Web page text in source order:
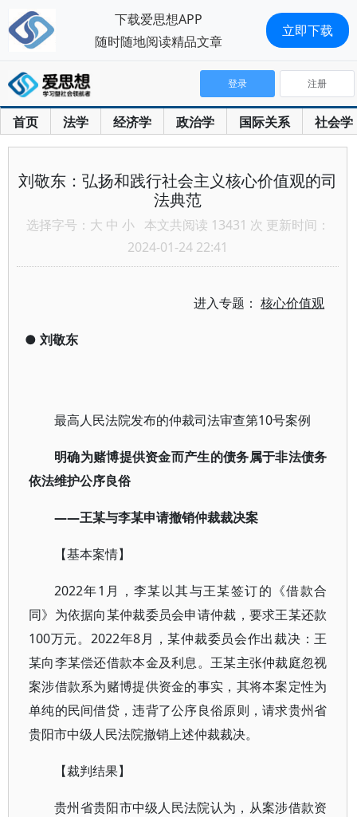
首页 法学 经济学 政治学 国际关系 社会学
登录 注册
刘敬东：弘扬和践行社会主义核心价值观的司
法典范
选择字号： 大 中 小 本文共阅读 13431 次 更新时间：
2024-01-24 22:41
进入专题：核心价值观
● 刘敬东
最高人民法院发布的仲裁司法审查第10号案例
明确为赌博提供资金而产生的债务属于非法债务
依法维护公序良俗
——王某与李某申请撤销仲裁裁决案
【基本案情】
2022年1月，李某以其与王某签订的《借款合
同》为依据向某仲裁委员会申请仲裁，要求王某还款
100万元。2022年8月，某仲裁委员会作出裁决：王
某向李某偿还借款本金及利息。王某主张仲裁庭忽视
案涉借款系为赌博提供资金的事实，其将本案定性为
单纯的民间借贷，违背了公序良俗原则，请求贵州省
贵阳市中级人民法院撤销上述仲裁裁决。
【裁判结果】
贵州省贵阳市中级人民法院认为，从案涉借款资
下载爱思想APP
随时随地阅读精品文章
立即下载